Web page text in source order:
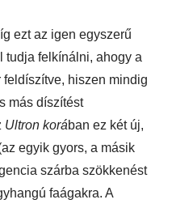
ezt az igen egyszerű
tudja felkínálni, ahogy a
hiszen mindig
más díszítést
Ultron korában ez két új,
egyik gyors, a másik
szárba szökkenést
faágakra. A